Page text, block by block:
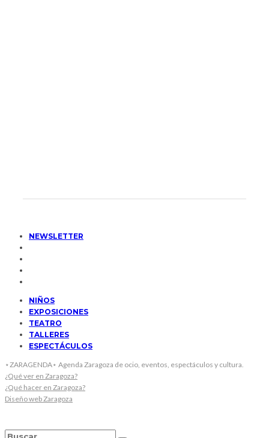
NEWSLETTER
NIÑOS
EXPOSICIONES
TEATRO
TALLERES
ESPECTÁCULOS
⋆ZARAGENDA⋆ Agenda Zaragoza de ocio, eventos, espectáculos y cultura.
¿Qué ver en Zaragoza?
¿Qué hacer en Zaragoza?
Diseño web Zaragoza